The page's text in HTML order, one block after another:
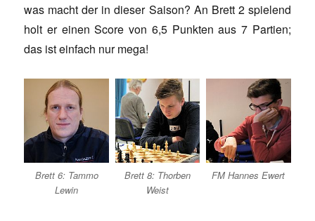
was macht der in dieser Saison? An Brett 2 spielend
holt er einen Score von 6,5 Punkten aus 7 Partien;
das ist einfach nur mega!
Brett 6: Tammo
Lewin
Brett 8: Thorben
Weist
FM Hannes Ewert